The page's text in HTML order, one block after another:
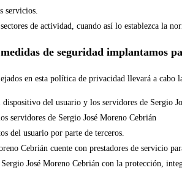
servicios.
de actividad, cuando así lo establezca la
de seguridad implantamos
en esta política de privacidad llevará a
del usuario y los servidores de Sergio
servidores de Sergio José Moreno Cebrián
del usuario por parte de terceros.
Cebrián cuente con prestadores de servicio
José Moreno Cebrián con la protección,